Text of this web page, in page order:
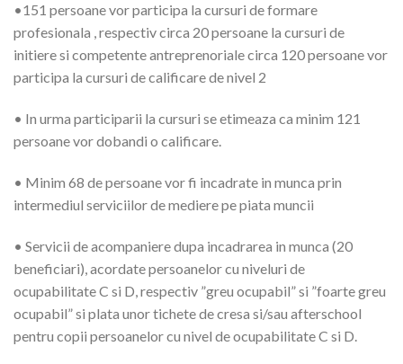
•151 persoane vor participa la cursuri de formare
profesionala , respectiv circa 20 persoane la cursuri de
initiere si competente antreprenoriale circa 120 persoane vor
participa la cursuri de calificare de nivel 2
• In urma participarii la cursuri se etimeaza ca minim 121
persoane vor dobandi o calificare.
• Minim 68 de persoane vor fi incadrate in munca prin
intermediul serviciilor de mediere pe piata muncii
• Servicii de acompaniere dupa incadrarea in munca (20
beneficiari), acordate persoanelor cu niveluri de
ocupabilitate C si D, respectiv ”greu ocupabil” si ”foarte greu
ocupabil” si plata unor tichete de cresa si/sau afterschool
pentru copii persoanelor cu nivel de ocupabilitate C si D.